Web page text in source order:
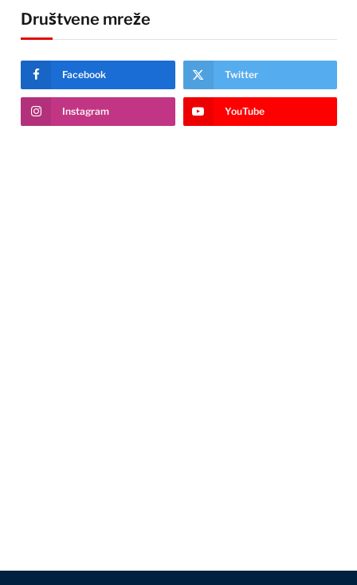
Društvene mreže
Facebook Twitter
Instagram YouTube